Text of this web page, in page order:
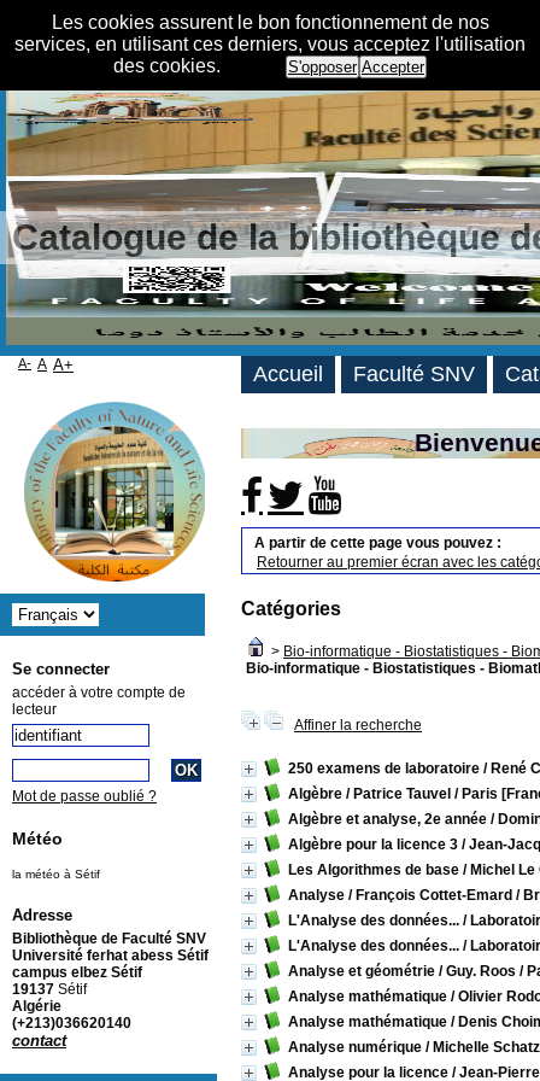
Les cookies assurent le bon fonctionnement de nos
services, en utilisant ces derniers, vous acceptez l'utilisation
des cookies.
S'opposer Accepter
Catalogue de la bibliothèque
A partir de cette page vous pouvez :
Retourner au premier écran avec les
Catégories
> Bio-informatique - Biostatistiques -
Bio-informatique - Biostatistiques -
Affiner la recherche
250 examens de laboratoire / René
Algèbre / Patrice Tauvel / Paris
Algèbre et analyse, 2e année /
Algèbre pour la licence 3 / Jean-
Les Algorithmes de base / Michel Le
Analyse / François Cottet-Emard /
L'Analyse des données... /
L'Analyse des données... /
Analyse et géométrie / Guy. Roos /
Analyse mathématique / Olivier
Analyse mathématique / Denis
Analyse numérique / Michelle
Analyse pour la licence / Jean-
Accueil Faculté SNV
A- A A+
Se connecter
accéder à votre compte de
lecteur
Mot de passe oublié ?
Météo
la météo à Sétif
Adresse
Bibliothèque de Faculté SNV
Université ferhat abess Sétif
campus elbez Sétif
19137 Sétif
Algérie
(+213)036620140
contact